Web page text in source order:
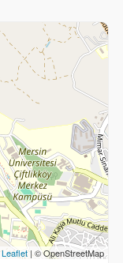
Leaflet| © OpenStreetMap